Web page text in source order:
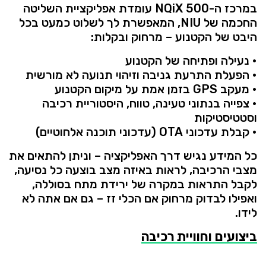
במרכז ה- NQiX 500 עומדת אפליקציית השליטה
החכמה של NIU, המאפשרת לך לשלוט כמעט בכל
היבט של הקטנוע – מרחוק ובקלות:
• נעילה ופתיחה של הקטנוע
• הפעלת התרעת גניבה וזיהוי תנועה לא מורשית
• מעקב GPS בזמן אמת על מיקום הקטנוע
• צפייה בנתוני טעינה, טווח, היסטוריית רכיבה
וסטטיסטיקות
• קבלת עדכוני OTA ( עדכוני תוכנה אלחוטיים)
כל המידע נגיש דרך האפליקציה – וניתן להתאים את
מצבי הרכיבה, לראות באיזה מצב בוצעה כל נסיעה,
לקבל התראות במקרה של ירידת מתח בסוללה,
ואפילו לבדוק מרחוק אם הכלי זז – גם אם אתה לא
לידו.
ביצועים וחווייתרכיבה